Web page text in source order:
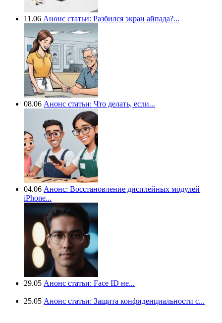
11.06 Анонс статьи: Разбился экран айпада?...
08.06 Анонс статьи: Что делать, если...
04.06 Анонс: Восстановление дисплейных модулей
iPhone...
29.05 Анонс статьи: Face ID не...
25.05 Анонс статьи: Защита конфиденциальности с...